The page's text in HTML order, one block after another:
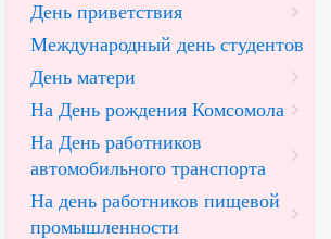
День приветствия
Международный день студентов
День матери
На День рождения Комсомола
На День работников
автомобильного транспорта
На день работников пищевой
промышленности